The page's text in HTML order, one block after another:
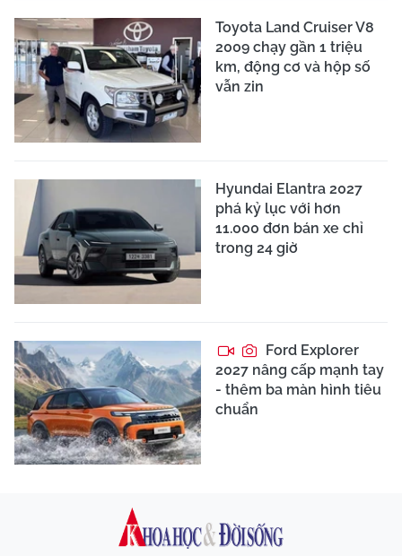
Toyota Land Cruiser V8
2009 chạy gần 1 triệu
km, động cơ và hộp số
vẫn zin
Hyundai Elantra 2027
phá kỷ lục với hơn
11.000 đơn bán xe chỉ
trong 24 giờ
Ford Explorer
2027 nâng cấp mạnh tay
- thêm ba màn hình tiêu
chuẩn